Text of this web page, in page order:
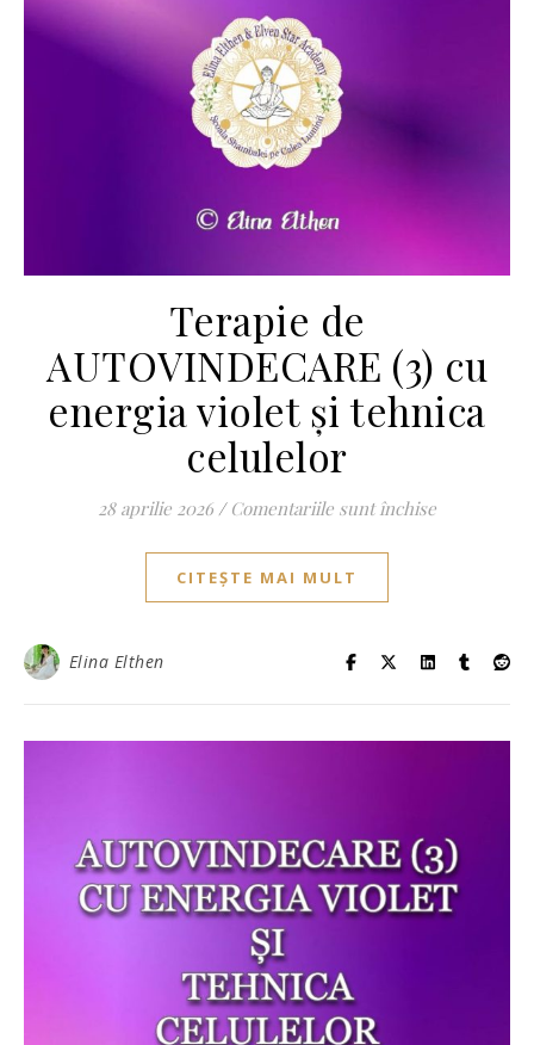
Terapie de
AUTOVINDECARE (3) cu
energia violet și tehnica
celulelor
28 aprilie 2026 / Comentariile sunt închisepentru
CITEȘTE MAI MULT
Elina Elthen